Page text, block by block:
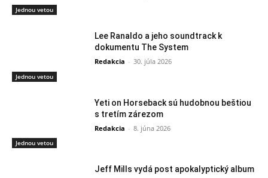
Jednou vetou
Jednou vetou
Lee Ranaldo a jeho soundtrack k
dokumentu The System
Redakcia - 30. júla 2026
Jednou vetou
Yeti on Horseback sú hudobnou beštiou
s tretím zárezom
Redakcia - 8. júna 2026
Jeff Mills vydá post apokalyptický album